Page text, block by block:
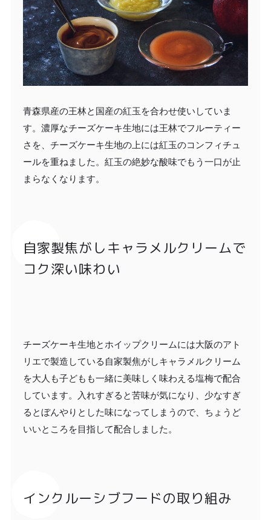
青森県産の王林と国産の紅玉を合わせ使いしていま
す。濃厚なチーズケーキ生地には王林でフルーティー
さを、チーズケーキ生地の上には紅玉のコンフィチュ
ールを重ねました。紅玉の絶妙な酸味でもう一口が止
まらなくなります。
自家製焦がしキャラメルクリームで
コク深い味わい
チーズケーキ生地とホイップクリームには大阪のアト
リエで製造している自家製焦がしキャラメルクリーム
を大人も子どもも一緒に美味しく味わえる塩梅で配合
しています。入れすぎると苦味が気になり、少なすぎ
るとぼんやりとした味になってしまうので、ちょうど
いいところを目指して配合しました。
インクルーシブフードの取り組み